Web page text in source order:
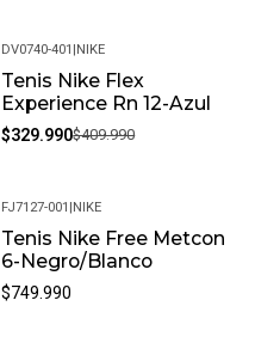
-20%
DV0740-401 NIKE
Tenis Nike Flex
Experience Rn 12-Azul
$329.990$409.990
FJ7127-001 NIKE
Tenis Nike Free Metcon
6-Negro/Blanco
$749.990